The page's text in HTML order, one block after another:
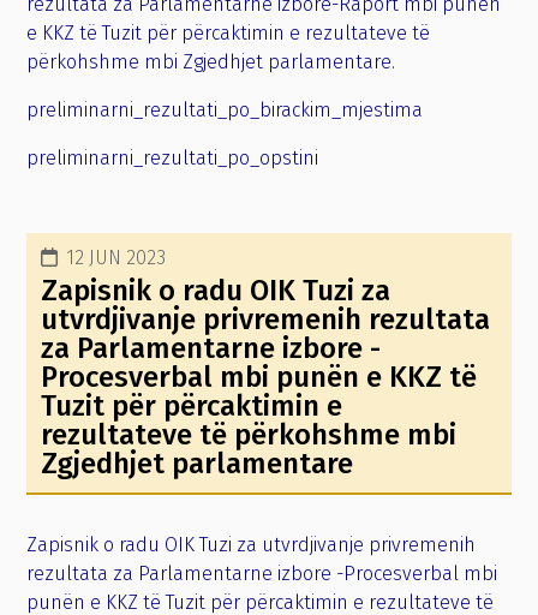
e KKZ të Tuzit për përcaktimin e rezultateve të
përkohshme mbi Zgjedhjet parlamentare.
preliminarni_rezultati_po_birackim_mjestima
preliminarni_rezultati_po_opstini
12 JUN 2023
Zapisnik o radu OIK Tuzi za
utvrdjivanje privremenih rezultata
za Parlamentarne izbore -
Procesverbal mbi punën e KKZ të
Tuzit për përcaktimin e
rezultateve të përkohshme mbi
Zgjedhjet parlamentare
Zapisnik o radu OIK Tuzi za utvrdjivanje privremenih
rezultata za Parlamentarne izbore -Procesverbal mbi
punën e KKZ të Tuzit për përcaktimin e rezultateve të